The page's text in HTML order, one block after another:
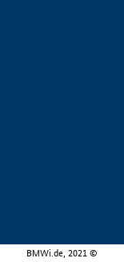
BMWi.de, 2021 ©